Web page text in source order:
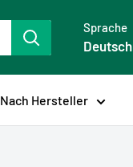
Sprache
Deutsch
Nach Hersteller